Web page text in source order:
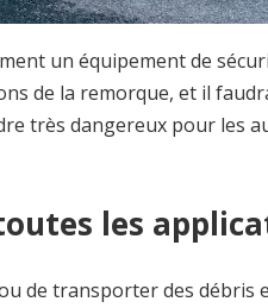
un équipement de
de la remorque, et il
très dangereux pour les
les
de transporter des